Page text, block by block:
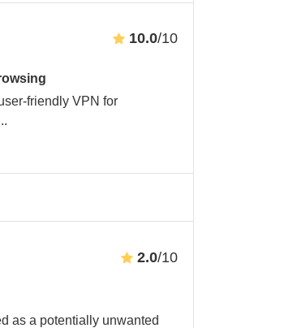
10.0/10
friendly VPN for
2.0/10
as a potentially unwanted